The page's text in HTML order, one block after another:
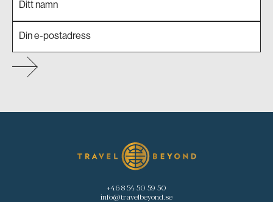
+46 8 54 50 59 50
info@travelbeyond.se